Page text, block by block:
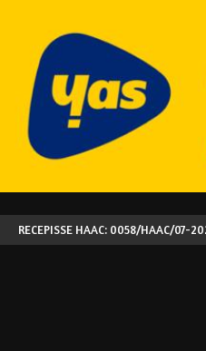
RECEPISSE HAAC: 0058/HAAC/07-